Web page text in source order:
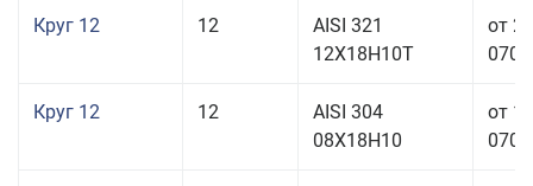
Круг 12 12
AISI 321
12Х18Н10Т
от
Круг 12 12
AISI 304
08Х18Н10
от